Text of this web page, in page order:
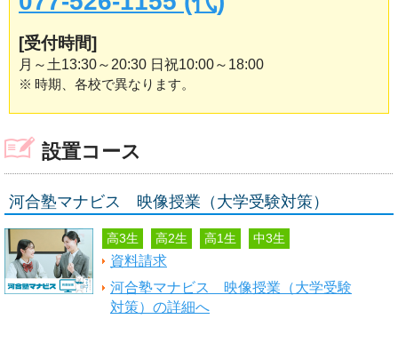
[受付時間]
月～土13:30～20:30 日祝10:00～18:00
※ 時期、各校で異なります。
設置コース
河合塾マナビス 映像授業（大学受験対策）
高3生 高2生 高1生 中3生
資料請求
河合塾マナビス 映像授業（大学受験
対策）の詳細へ